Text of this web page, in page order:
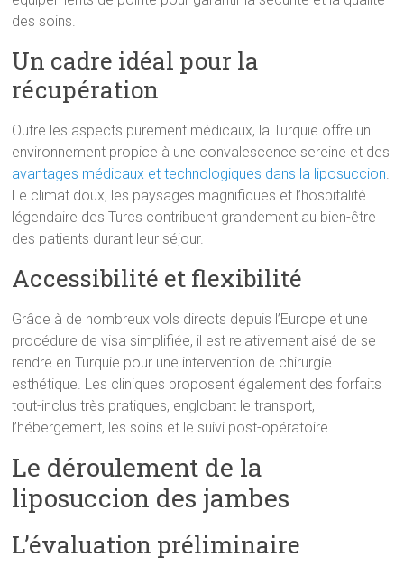
des soins.
Un cadre idéal pour la
récupération
Outre les aspects purement médicaux, la Turquie offre un
environnement propice à une convalescence sereine et des
avantages médicaux et technologiques dans la liposuccion.
Le climat doux, les paysages magnifiques et l’hospitalité
légendaire des Turcs contribuent grandement au bien-être
des patients durant leur séjour.
Accessibilité et flexibilité
Grâce à de nombreux vols directs depuis l’Europe et une
procédure de visa simplifiée, il est relativement aisé de se
rendre en Turquie pour une intervention de chirurgie
esthétique. Les cliniques proposent également des forfaits
tout-inclus très pratiques, englobant le transport,
l’hébergement, les soins et le suivi post-opératoire.
Le déroulement de la
liposuccion des jambes
L’évaluation préliminaire